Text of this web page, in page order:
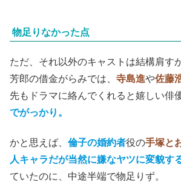
物足りなかった点
ただ、それ以外のキャストは結構肩す
芳郎の借金がらみでは、 寺島進や佐藤
先もドラマに絡んでくれると嬉しい俳
でがっかり。
かと思えば、 倫子の婚約者役の手塚と
人キャラだが当然に嫌なヤツに変貌す
ていたのに、中途半端で物足りず。